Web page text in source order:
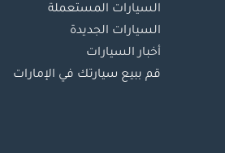
السيارات المستعملة
السيارات الجديدة
أخبار السيارات
قم ببيع سيارتك في الإمارات